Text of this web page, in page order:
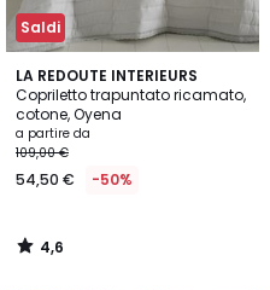
Saldi
LA REDOUTE INTERIEURS
Copriletto trapuntato ricamato,
cotone, Oyena
a partire da
109,00 €
54,50 € -50%
4,6
/ 5
4,6
/